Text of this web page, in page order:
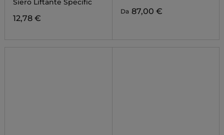
Siero Liftante Specific
12,78 €
Da 87,00 €